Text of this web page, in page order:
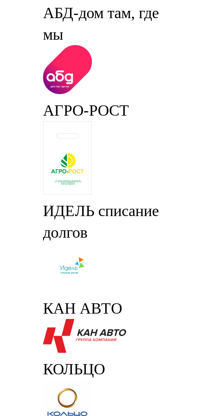
АБД-дом там, где
мы
АГРО-РОСТ
ИДЕЛЬ списание
долгов
КАН АВТО
КОЛЬЦО